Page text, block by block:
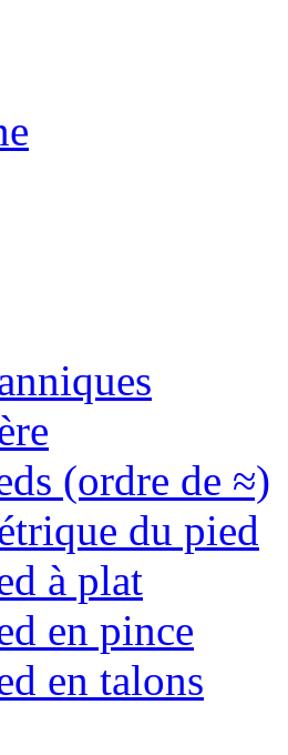
(ordre de ≈)
du pied
à plat
en pince
en talons